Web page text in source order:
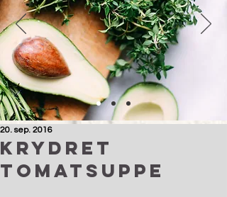
Krydret
tomatsuppe
20. sep. 2016